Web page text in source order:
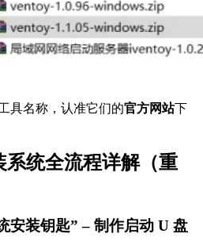
具名称，认准它们的官方网站下
系统全流程详解（重
安装钥匙” – 制作启动 U 盘